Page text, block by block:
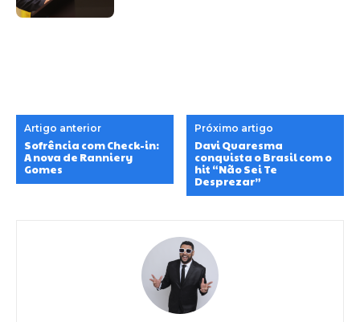
Artigo anterior
Sofrência com Check-in:
A nova de Ranniery
Gomes
Próximo artigo
Davi Quaresma
conquista o Brasil com o
hit “Não Sei Te
Desprezar”